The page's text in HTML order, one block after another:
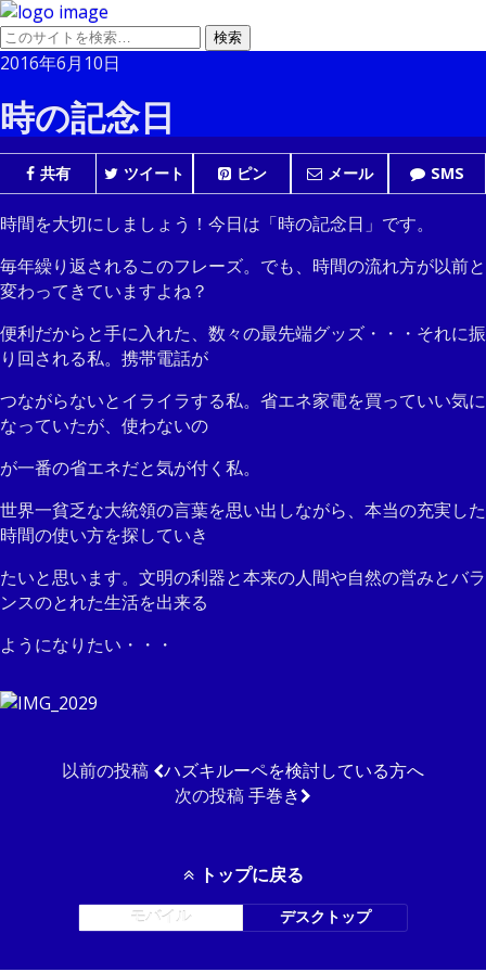
2016年6月10日
時の記念日
共有 ツイート ピン メール SMS
時間を大切にしましょう！今日は「時の記念日」です。
毎年繰り返されるこのフレーズ。でも、時間の流れ方が以前と
変わってきていますよね？
便利だからと手に入れた、数々の最先端グッズ・・・それに振
り回される私。携帯電話が
つながらないとイライラする私。省エネ家電を買っていい気に
なっていたが、使わないの
が一番の省エネだと気が付く私。
世界一貧乏な大統領の言葉を思い出しながら、本当の充実した
時間の使い方を探していき
たいと思います。文明の利器と本来の人間や自然の営みとバラ
ンスのとれた生活を出来る
ようになりたい・・・
以前の投稿
ハズキルーペを検討している方へ
次の投稿手巻き
トップに戻る
モバイル デスクトップ